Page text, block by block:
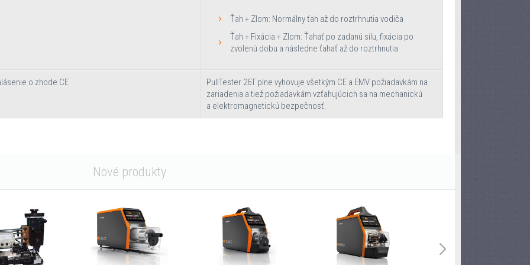
Ťah + Zlom: Normálny ťah až do roztrhnutia vodiča
Ťah + Fixácia + Zlom: Ťahať po zadanú silu, fixácia po
zvolenú dobu a následne ťahať až do roztrhnutia
o zhode CE
PullTester 26T plne vyhovuje všetkým CE a EMV požiadavkám na
zariadenia a tiež požiadavkám vzťahujúcich sa na mechanickú
a elektromagnetickú bezpečnosť.
Nové produkty